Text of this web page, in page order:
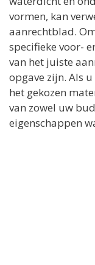
vormen, kan
aanrechtblad.
specifieke voor-
van het juiste
opgave zijn. Als
het gekozen
van zowel uw
eigenschappen